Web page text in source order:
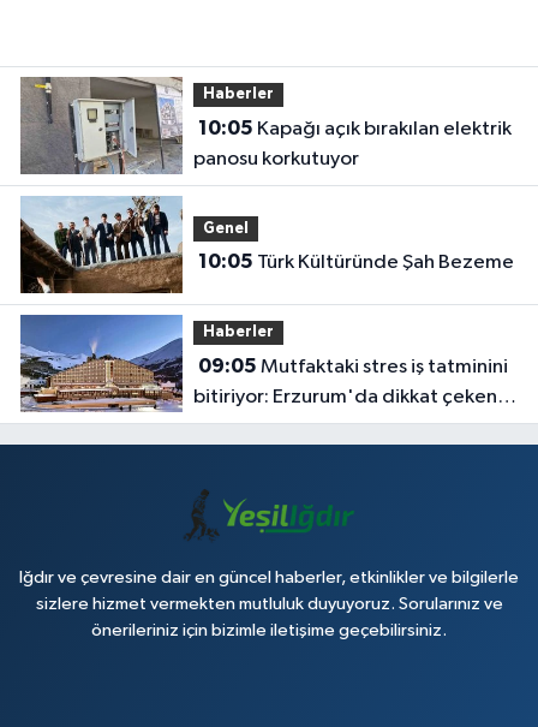
Haberler
10:05
panosu korkutuyor
Genel
10:05 Türk Kültüründe Şah Bezeme
Haberler
09:05
bitiriyor: Erzurum'da dikkat çeken
araştırma
Iğdır ve çevresine dair en güncel haberler, etkinlikler ve bilgilerle
sizlere hizmet vermekten mutluluk duyuyoruz. Sorularınız ve
önerileriniz için bizimle iletişime geçebilirsiniz.